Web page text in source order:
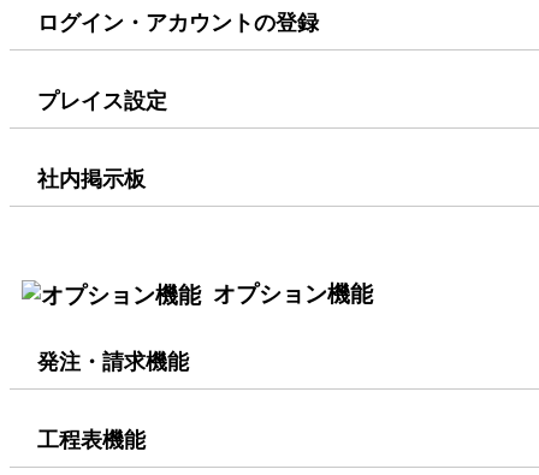
ログイン・アカウントの登録
プレイス設定
社内掲示板
オプション機能
発注・請求機能
工程表機能